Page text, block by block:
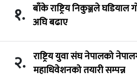
१. बाँके राष्ट्रिय निकुञ्जले घडियाल
अघि बढाए
२. राष्ट्रिय युवा संघ नेपालको
महाधिवेशनको तयारी सम्पन्न